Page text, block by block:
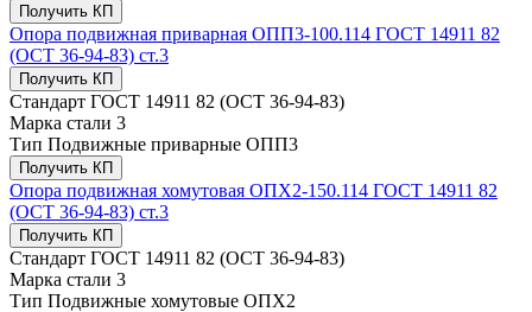
Получить КП
Опора подвижная приварная ОПП3-100.114 ГОСТ 14911 82
(ОСТ 36-94-83) ст.3
Получить КП
Стандарт ГОСТ 14911 82 (ОСТ 36-94-83)
Марка стали 3
Тип Подвижные приварные ОПП3
Получить КП
Опора подвижная хомутовая ОПХ2-150.114 ГОСТ 14911 82
(ОСТ 36-94-83) ст.3
Получить КП
Стандарт ГОСТ 14911 82 (ОСТ 36-94-83)
Марка стали 3
Тип Подвижные хомутовые ОПХ2